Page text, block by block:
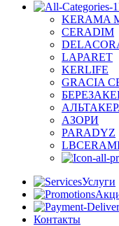
KERAMA
CERADIM
LAPARET
KERLIFE
GRACIA
АЗОРИ
PARADYZ
Услуги
Контакты